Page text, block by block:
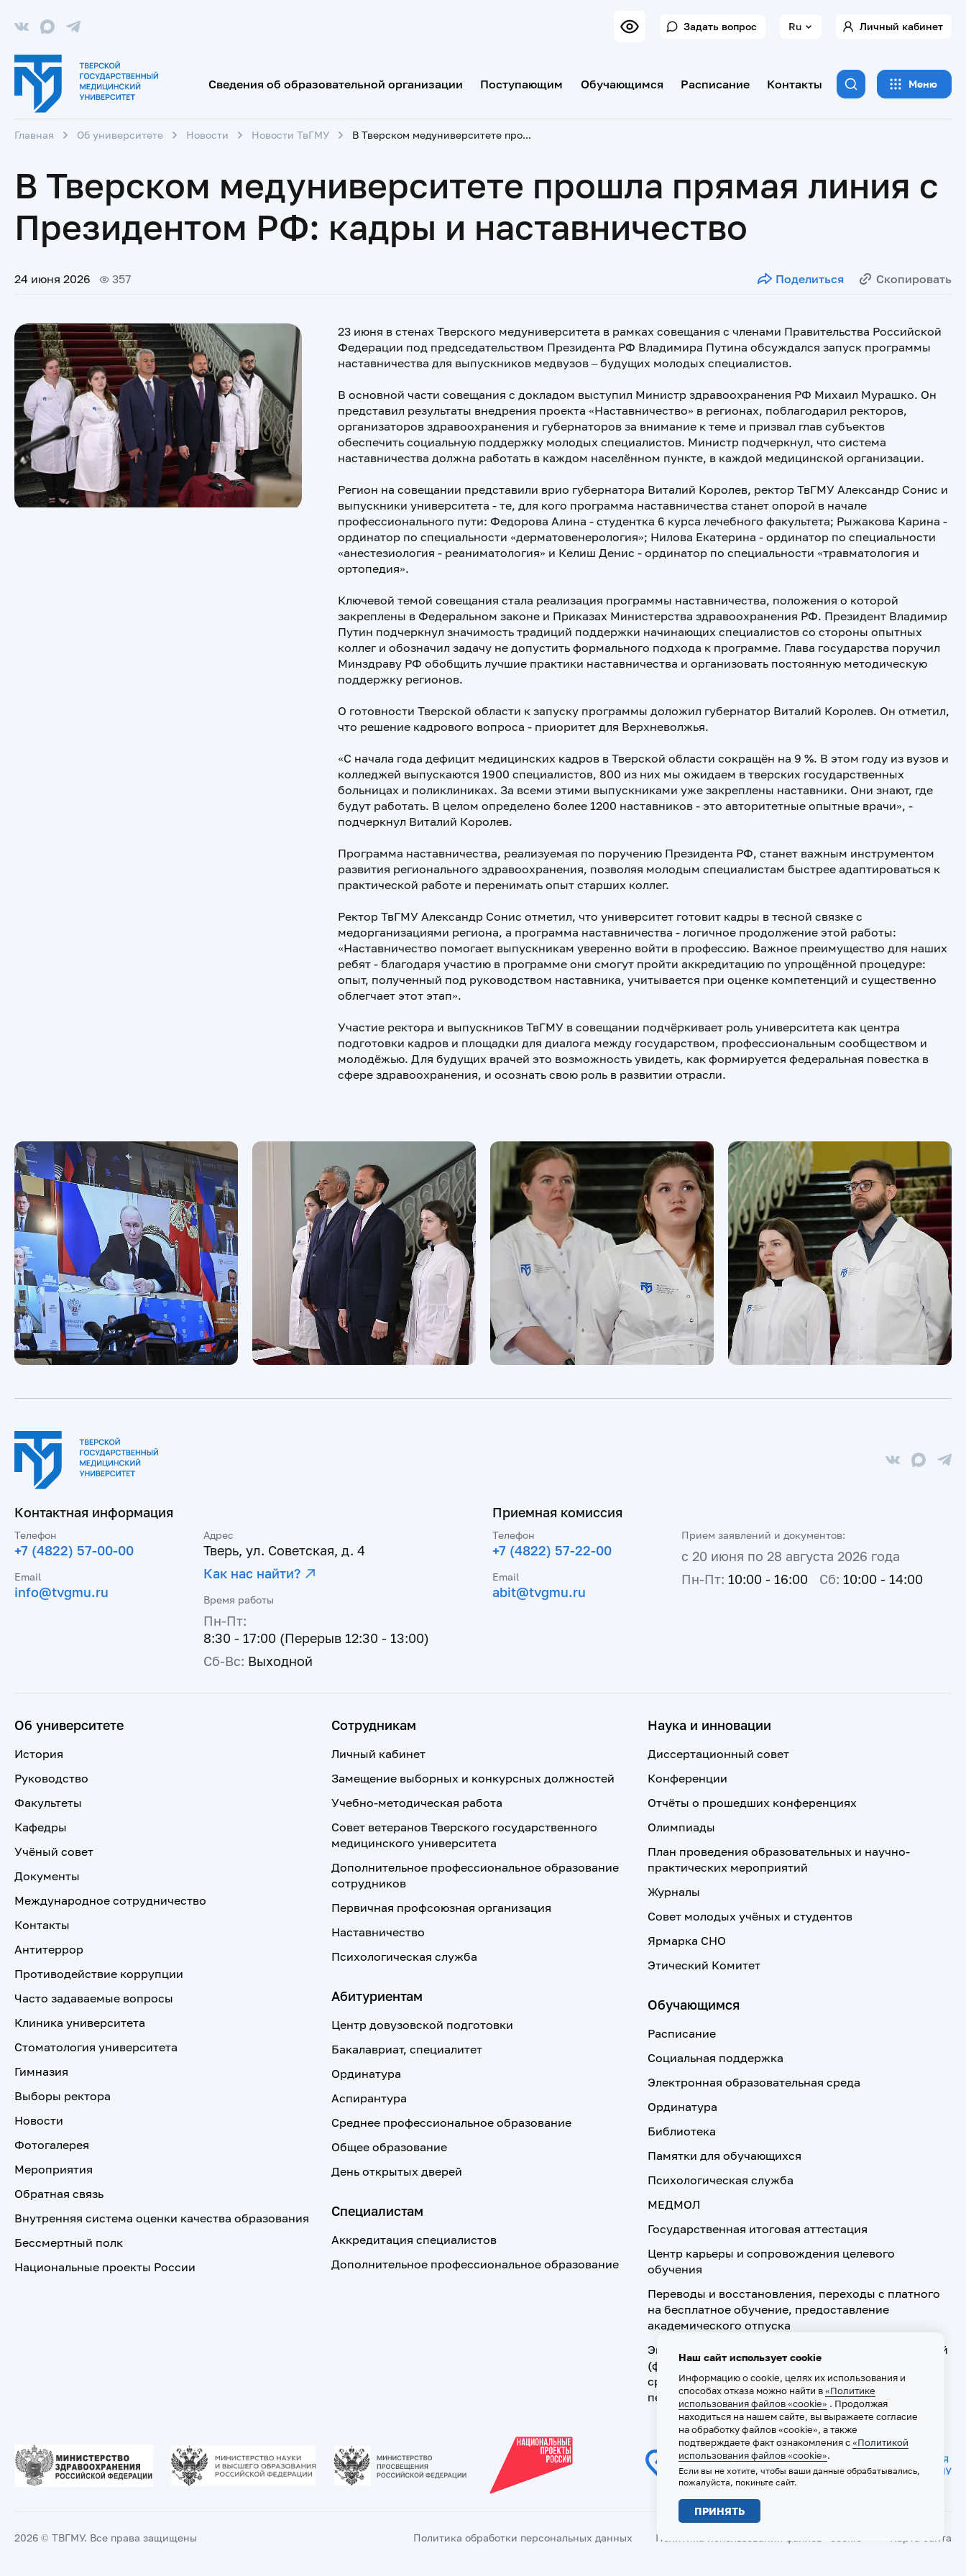
Задать вопрос Ru Личный кабинет
Сведения об образовательной организации Поступающим Обучающимся Расписание Контакты Меню
Главная Об университете Новости Новости ТвГМУ В Тверском медуниверситете прошла прямая линия с Президентом РФ: кадры и наставничество
В Тверском медуниверситете прошла прямая линия с
Президентом РФ: кадры и наставничество
24 июня 2026 357 Поделиться Скопировать
23 июня в стенах Тверского медуниверситета в рамках совещания с членами Правительства Российской
Федерации под председательством Президента РФ Владимира Путина обсуждался запуск программы
наставничества для выпускников медвузов – будущих молодых специалистов.
В основной части совещания с докладом выступил Министр здравоохранения РФ Михаил Мурашко. Он
представил результаты внедрения проекта «Наставничество» в регионах, поблагодарил ректоров,
организаторов здравоохранения и губернаторов за внимание к теме и призвал глав субъектов
обеспечить социальную поддержку молодых специалистов. Министр подчеркнул, что система
наставничества должна работать в каждом населённом пункте, в каждой медицинской организации.
Регион на совещании представили врио губернатора Виталий Королев, ректор ТвГМУ Александр Сонис и
выпускники университета - те, для кого программа наставничества станет опорой в начале
профессионального пути: Федорова Алина - студентка 6 курса лечебного факультета; Рыжакова Карина -
ординатор по специальности «дерматовенерология»; Нилова Екатерина - ординатор по специальности
«анестезиология - реаниматология» и Келиш Денис - ординатор по специальности «травматология и
ортопедия».
Ключевой темой совещания стала реализация программы наставничества, положения о которой
закреплены в Федеральном законе и Приказах Министерства здравоохранения РФ. Президент Владимир
Путин подчеркнул значимость традиций поддержки начинающих специалистов со стороны опытных
коллег и обозначил задачу не допустить формального подхода к программе. Глава государства поручил
Минздраву РФ обобщить лучшие практики наставничества и организовать постоянную методическую
поддержку регионов.
О готовности Тверской области к запуску программы доложил губернатор Виталий Королев. Он отметил,
что решение кадрового вопроса - приоритет для Верхневолжья.
«С начала года дефицит медицинских кадров в Тверской области сокращён на 9 %. В этом году из вузов и
колледжей выпускаются 1900 специалистов, 800 из них мы ожидаем в тверских государственных
больницах и поликлиниках. За всеми этими выпускниками уже закреплены наставники. Они знают, где
будут работать. В целом определено более 1200 наставников - это авторитетные опытные врачи», -
подчеркнул Виталий Королев.
Программа наставничества, реализуемая по поручению Президента РФ, станет важным инструментом
развития регионального здравоохранения, позволяя молодым специалистам быстрее адаптироваться к
практической работе и перенимать опыт старших коллег.
Ректор ТвГМУ Александр Сонис отметил, что университет готовит кадры в тесной связке с
медорганизациями региона, а программа наставничества - логичное продолжение этой работы:
«Наставничество помогает выпускникам уверенно войти в профессию. Важное преимущество для наших
ребят - благодаря участию в программе они смогут пройти аккредитацию по упрощённой процедуре:
опыт, полученный под руководством наставника, учитывается при оценке компетенций и существенно
облегчает этот этап».
Участие ректора и выпускников ТвГМУ в совещании подчёркивает роль университета как центра
подготовки кадров и площадки для диалога между государством, профессиональным сообществом и
молодёжью. Для будущих врачей это возможность увидеть, как формируется федеральная повестка в
сфере здравоохранения, и осознать свою роль в развитии отрасли.
Контактная информация
Телефон
+7 (4822) 57-00-00
Email
info@tvgmu.ru
Адрес
Тверь, ул. Советская, д. 4
Как нас найти?
Время работы
Пн-Пт:
8:30 - 17:00 (Перерыв 12:30 - 13:00)
Сб-Вс: Выходной
Приемная комиссия
Телефон
+7 (4822) 57-22-00
Email
abit@tvgmu.ru
Прием заявлений и документов:
с 20 июня по 28 августа 2026 года
Пн-Пт: 10:00 - 16:00 Сб: 10:00 - 14:00
Об университете
История
Руководство
Факультеты
Кафедры
Учёный совет
Документы
Международное сотрудничество
Контакты
Антитеррор
Противодействие коррупции
Часто задаваемые вопросы
Клиника университета
Стоматология университета
Гимназия
Выборы ректора
Новости
Фотогалерея
Мероприятия
Обратная связь
Внутренняя система оценки качества образования
Бессмертный полк
Национальные проекты России
Сотрудникам
Личный кабинет
Замещение выборных и конкурсных должностей
Учебно-методическая работа
Совет ветеранов Тверского государственного
медицинского университета
Дополнительное профессиональное образование
сотрудников
Первичная профсоюзная организация
Наставничество
Психологическая служба
Абитуриентам
Центр довузовской подготовки
Бакалавриат, специалитет
Ординатура
Аспирантура
Среднее профессиональное образование
Общее образование
День открытых дверей
Специалистам
Аккредитация специалистов
Дополнительное профессиональное образование
Наука и инновации
Диссертационный совет
Конференции
Отчёты о прошедших конференциях
Олимпиады
План проведения образовательных и научно-
практических мероприятий
Журналы
Совет молодых учёных и студентов
Ярмарка СНО
Этический Комитет
Обучающимся
Расписание
Социальная поддержка
Электронная образовательная среда
Ординатура
Библиотека
Памятки для обучающихся
Психологическая служба
МЕДМОЛ
Государственная итоговая аттестация
Центр карьеры и сопровождения целевого
обучения
Переводы и восстановления, переходы с платного
на бесплатное обучение, предоставление
академического отпуска
Экзамен по допуску к осуществлению медицинской
(фармацевтической) деятельности на должностях
среднего медицинского (фармацевтического)
персонала
2026 © ТВГМУ. Все права защищены Политика обработки персональных данных Политика использования файлов «cookie» Карта сайта
Наш сайт использует cookie
Информацию о cookie, целях их использования и
способах отказа можно найти в«Политике
использования файлов «cookie» . Продолжая
находиться на нашем сайте, вы выражаете согласие
на обработку файлов «cookie», а также
подтверждаете факт ознакомления с«Политикой
использования файлов «cookie».
Если вы не хотите, чтобы ваши данные обрабатывались,
пожалуйста, покиньте сайт.
ПРИНЯТЬ